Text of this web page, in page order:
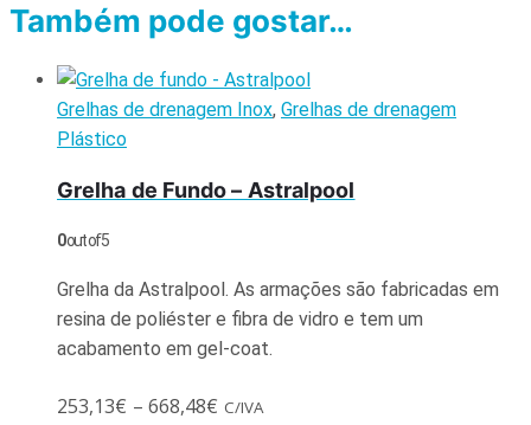
Também pode gostar…
Grelhas de drenagem Inox, Grelhas de drenagem
Plástico
Grelha de Fundo – Astralpool
0out of 5
Grelha da Astralpool. As armações são fabricadas em
resina de poliéster e fibra de vidro e tem um
acabamento em gel-coat.
253,13€ – 668,48€ C/IVA